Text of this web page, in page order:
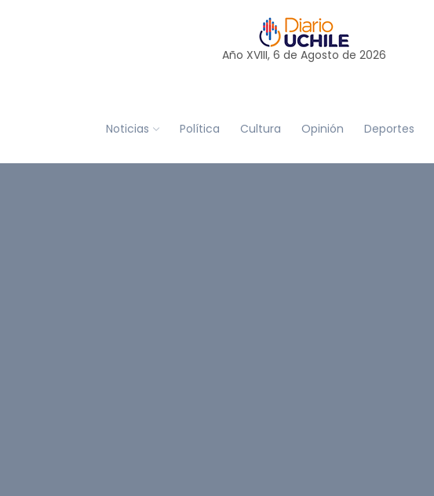
Año XVIII, 6 de Agosto de 2026
Noticias Política Cultura Opinión Deportes